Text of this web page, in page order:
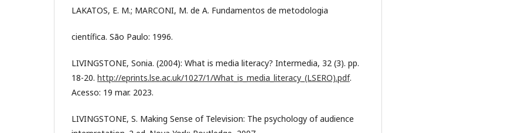
LAKATOS, E. M.; MARCONI, M. de A. Fundamentos de metodologia
científica. São Paulo: 1996.
LIVINGSTONE, Sonia. (2004): What is media literacy? Intermedia, 32 (3). pp.
18-20. http://eprints.lse.ac.uk/1027/1/What_is_media_literacy_(LSERO).pdf.
Acesso: 19 mar. 2023.
LIVINGSTONE, S. Making Sense of Television: The psychology of audience